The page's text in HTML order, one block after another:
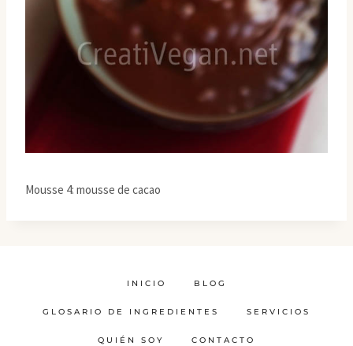
Mousse 4: mousse de cacao
INICIO BLOG
GLOSARIO DE INGREDIENTES SERVICIOS
QUIÉN SOY CONTACTO